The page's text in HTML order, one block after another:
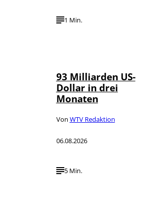
1 Min.
93 Milliarden US-
Dollar in drei
Monaten
Von WTV Redaktion
06.08.2026
5 Min.